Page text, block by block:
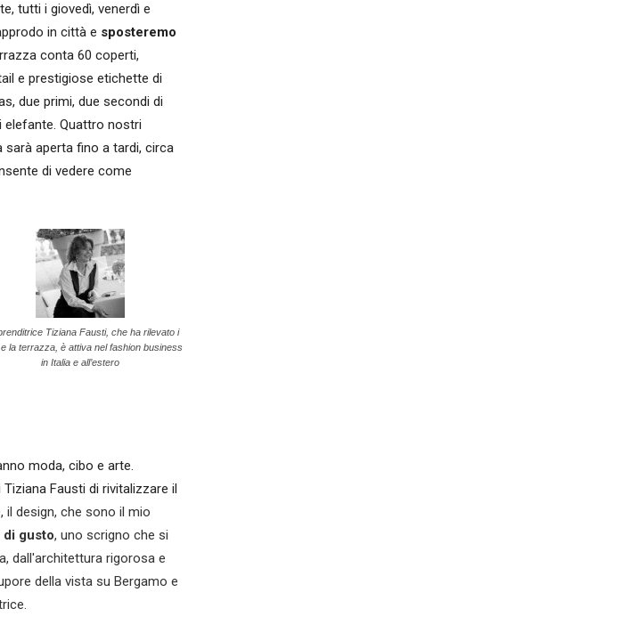
tutti i giovedì, venerdì e
in città e sposteremo
conta 60 coperti,
e prestigiose etichette di
due primi, due secondi di
elefante. Quattro nostri
sarà aperta fino a tardi, circa
di vedere come
Tiziana Fausti, che ha rilevato i
e la terrazza, è attiva nel fashion business
in Italia e all’estero
moda, cibo e arte.
Fausti di rivitalizzare il
il design, che sono il mio
di gusto, uno scrigno che si
dall'architettura rigorosa e
della vista su Bergamo e